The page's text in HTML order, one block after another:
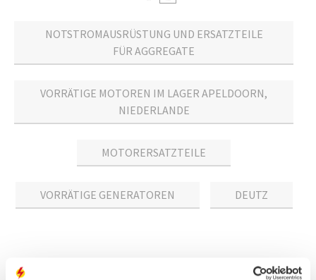
NOTSTROMAUSRÜSTUNG UND ERSATZTEILE
FÜR AGGREGATE
VORRÄTIGE MOTOREN IM LAGER APELDOORN,
NIEDERLANDE
MOTORERSATZTEILE
VORRÄTIGE GENERATOREN DEUTZ
Stromaggregat kaufen: direkt bei